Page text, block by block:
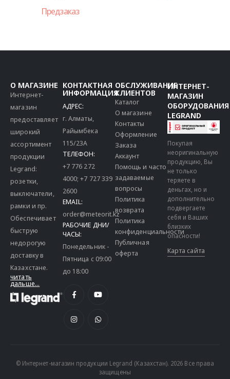
Предзаказ
О МАГАЗИНЕ
Интернет-
магазин
предоставляет
широкий
ассортимент
продукции
Legrand:
розетки,
выключатели,
рамки и пр.
Обеспечивает
быструю
недорогую
доставку в
Казахстане.
читать
дальше...
КОНТАКТНАЯ
ИНФОРМАЦИЯ
АДРЕС:
г. Алматы,
Райымбека
115/23A
ТЕЛЕФОН:
+7 776 272
4000;+7 727 339
2600
EMAIL:
order@meteorit.kz
РАБОЧИЕ ДНИ/
ЧАСЫ:
Понедельник -
Пятница с 09:00
до 18:00
ОБСЛУЖИВАНИЕ
КЛИЕНТОВ
Каталог
О магазине
Контакты
Оформление
Заказа
Аккаунт
Помощь и часто
задаваемые
вопросы
Политика
возврата
Политика
конфиденциальности
Публичная
оферта
ИНТЕРНЕТ-
МАГАЗИН
ОБОРУДОВАНИЯ
LEGRAND
Покупая
неоригинальную
продукцию, Вы
не только
теряете в
деньгах, но и
дополнительно
подвергаете
себя и Ваших
близких
опасности!
Карта сайта
© Интернет-магазин продукции Legrand (Казахстан). 2026 Все права
защищены